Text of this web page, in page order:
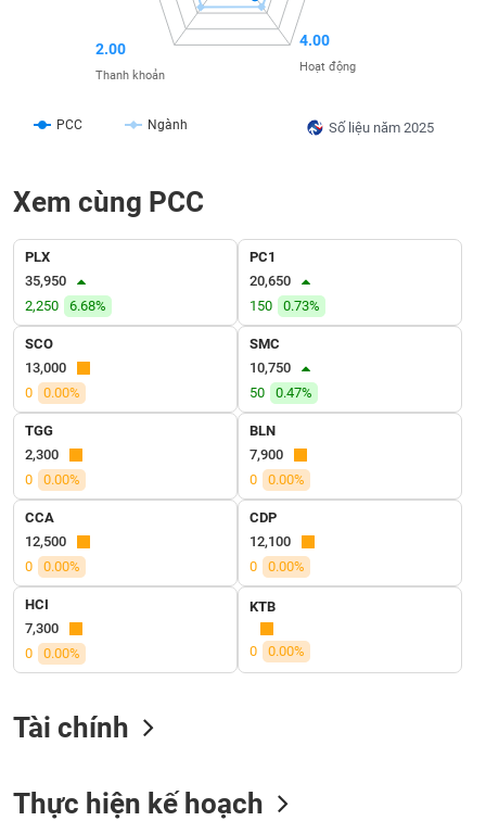
Số liệu năm 2025
PCC Ngành
4.00
Hoạt động
2.00
Thanh khoản
Xem cùng PCC
PLX
35,950
2,250
6.68%
PC1
20,650
150
0.73%
SCO
13,000
0
0.00%
SMC
10,750
50
0.47%
TGG
2,300
0
0.00%
BLN
7,900
0
0.00%
CCA
12,500
0
0.00%
CDP
12,100
0
0.00%
HCI
7,300
0
0.00%
KTB
0 0.00%
Tài chính
Thực hiện kế hoạch
THÔNG
DỊCH
VỤ
TRUYỀN
ÍCH
BẤT
ĐỘNG
SẢN
Mã
khoán
(-)